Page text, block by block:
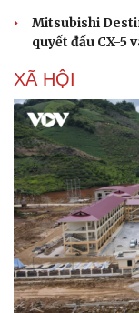
Sức khỏe
Dinh dưỡng - món
Cây thuốc
Sản phụ khoa
Nhi khoa
Nam khoa
Làm đẹp - giảm cân
Phòng mạch online
Ăn sạch sống khỏe
Mitsubishi
quyết đấu CX-5
XÃ HỘI